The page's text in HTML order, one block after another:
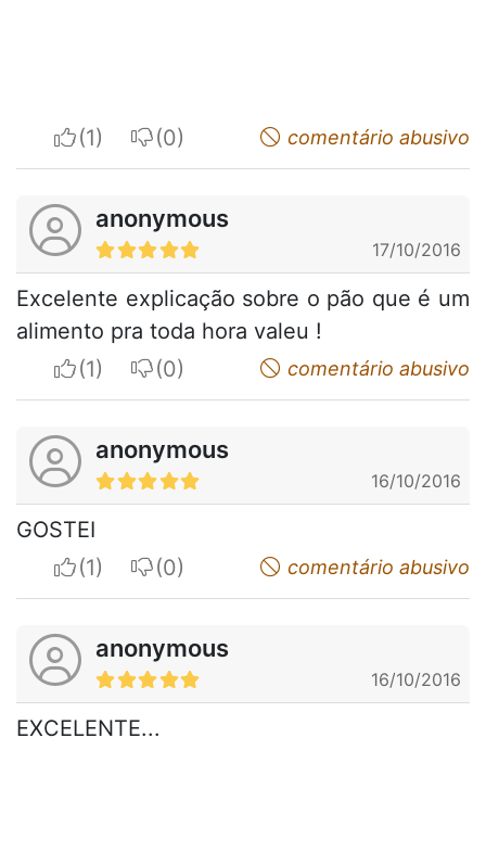
I apreciateI do not appreciatecomentário abusivo
anonymous
17/10/2016
Excelente explicação sobre o pão que é um
alimento pra toda hora valeu !
I apreciateI do not appreciatecomentário abusivo
anonymous
16/10/2016
GOSTEI
I apreciateI do not appreciatecomentário abusivo
anonymous
16/10/2016
EXCELENTE...